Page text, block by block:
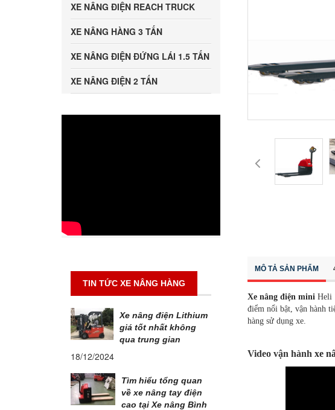
XE NÂNG ĐIỆN REACH TRUCK
XE NÂNG HÀNG 3 TẤN
XE NÂNG ĐIỆN ĐỨNG LÁI 1.5 TẤN
XE NÂNG ĐIỆN 2 TẤN
TIN TỨC XE NÂNG HÀNG
Xe nâng điện Lithium
giá tốt nhất không
qua trung gian
18/12/2024
Tìm hiểu tổng quan
về xe nâng tay điện
cao tại Xe nâng Bình
MÔ TẢ SẢN PHẨM
Xe nâng điện mini Heli
điểm nổi bật, vận hành
hàng sử dụng xe.
Video vận hành xe